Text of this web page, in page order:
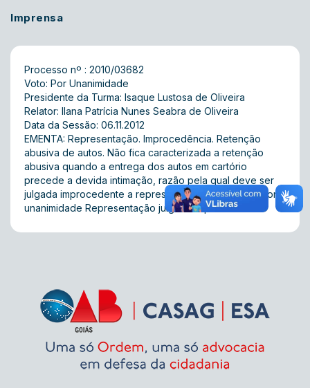
Imprensa
Processo nº : 2010/03682
Voto: Por Unanimidade
Presidente da Turma: Isaque Lustosa de Oliveira
Relator: Ilana Patrícia Nunes Seabra de Oliveira
Data da Sessão: 06.11.2012
EMENTA: Representação. Improcedência. Retenção
abusiva de autos. Não fica caracterizada a retenção
abusiva quando a entrega dos autos em cartório
precede a devida intimação, razão pela qual deve ser
julgada improcedente a representação. ACÓRDÃO: Por
unanimidade Representação julgada Improcedente.